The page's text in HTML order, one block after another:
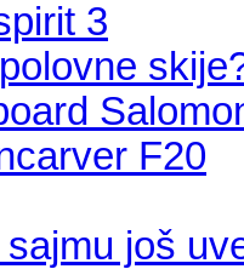
3
F20
još